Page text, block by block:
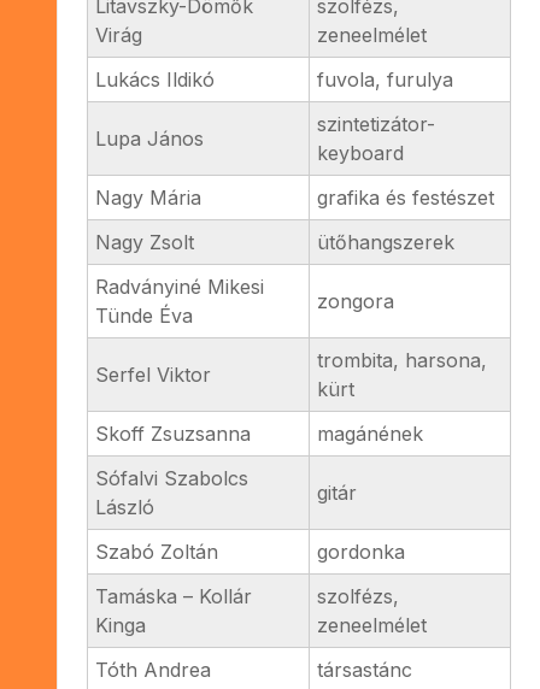
Litavszky-Dömők
Virág
szolfézs,
zeneelmélet
Lukács Ildikó
fuvola, furulya
Lupa János
szintetizátor-
keyboard
Nagy Mária
grafika és festészet
Nagy Zsolt
ütőhangszerek
Radványiné Mikesi
Tünde Éva
zongora
Serfel Viktor
trombita, harsona,
kürt
Skoff Zsuzsanna
magánének
Sófalvi Szabolcs
László
gitár
Szabó Zoltán
gordonka
Tamáska – Kollár
Kinga
szolfézs,
zeneelmélet
Tóth Andrea
társastánc